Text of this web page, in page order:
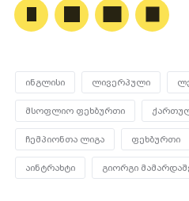
ინგლისი ლივერპული
მსოფლიო ფეხბურთი
ჩემპიონთა ლიგა ფეხბურთი
აინტრახტი გიორგი